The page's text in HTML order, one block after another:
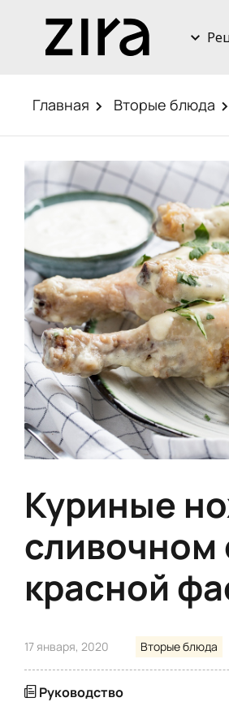
Главная Вторые блюда
Куриные
сливочном
красной
17 января, 2020 Вторые блюда
Руководство